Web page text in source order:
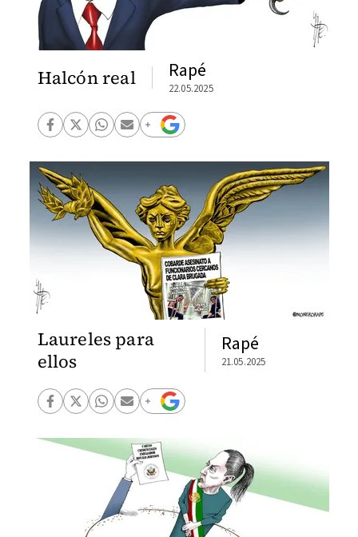
Halcón real Rapé
22.05.2025
Laureles para
ellos
Rapé
21.05.2025